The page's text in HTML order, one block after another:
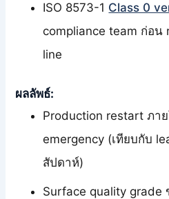
ISO 8573-1 Class 0
compliance team ก่อน
line
ผลลัพธ์:
Production restart ภา
emergency (เทียบกับ
สัปดาห์)
Surface quality grade